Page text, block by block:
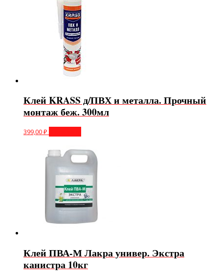
Клей KRASS д/ПВХ и металла. Прочный
монтаж беж. 300мл
399,00₽
Клей ПВА-М Лакра универ. Экстра
канистра 10кг